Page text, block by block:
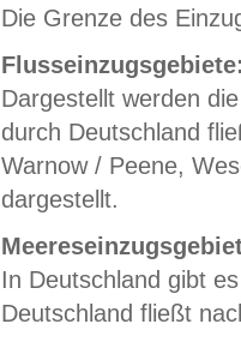
Die Grenze des
Dargestellt werden
durch Deutschland
Warnow / Peene,
dargestellt.
In Deutschland gibt
Deutschland fließt